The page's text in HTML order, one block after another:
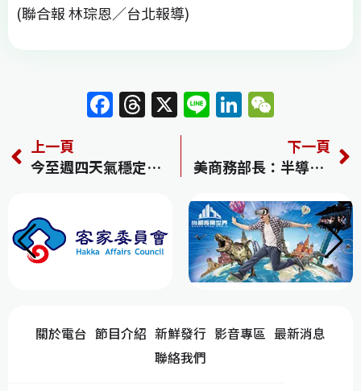
(聯合報 林琮恩／台北報導)
F
c
e
o
o
T
re
a
s
X Li
e
Li
k
e
dI
n
C
h
at
上一頁
今至週四天氣穩定高溫逾30度 週五變天新一波春雨報到
下一頁
美商務部長：半導體、智慧型手機等產品將面臨個別關稅
關於電台 節目介紹 新鮮發行 影音專區 最新消息
聯絡我們